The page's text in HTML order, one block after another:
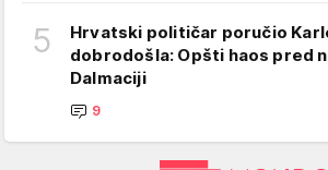
5
Hrvatski političar poručio
dobrodošla: Opšti haos pred
Dalmaciji
9